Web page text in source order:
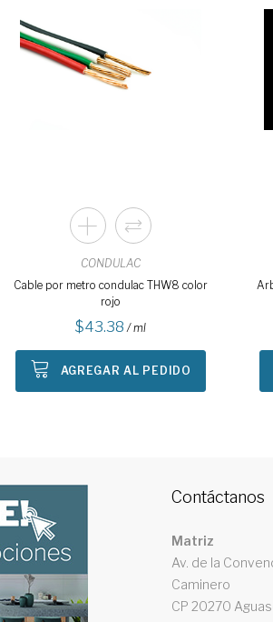
CONDULAC
Cable por metro condulac THW8 color
rojo
43.38 / ml
AGREGAR AL PEDIDO
Contáctanos
Matriz
Av. de la
Caminero
CP 20270